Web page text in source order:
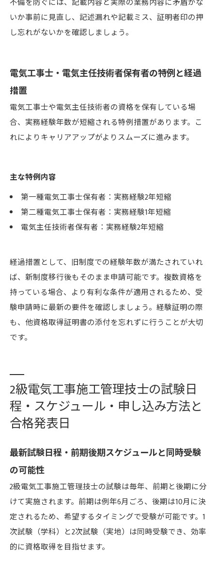
いか事前に見直し、記述漏れや記載ミス、証明者印の押
し忘れがないかを確認しましょう。
電気工事士・電気主任技術者保有者の特例と経過
措置
電気工事士や電気主任技術者の資格を保有している場
合、実務経験年数が短縮される特例措置があります。こ
れによりキャリアアップがよりスムーズに進みます。
主な特例内容
第一種電気工事士保有者：実務経験2年短縮
第二種電気工事士保有者：実務経験1年短縮
電気主任技術者保有者：実務経験2年短縮
経過措置として、旧制度での経験年数が満たされていれ
ば、新制度移行後もそのまま申請可能です。複数資格を
持っている場合、より有利な条件が適用されるため、受
験申請時に最新の要件を確認しましょう。経験証明の際
も、他資格取得証明書の添付を忘れずに行うことが大切
です。
2級電気工事施工管理技士の試験日
程・スケジュール・申し込み方法と
合格発表日
最新試験日程・前期後期スケジュールと同時受験
の可能性
2級電気工事施工管理技士の試験は毎年、前期と後期に分
けて実施されます。前期は例年6月ごろ、後期は10月に決
定されるため、希望するタイミングで受験が可能です。1
次試験（学科）と2次試験（実地）は同時受験でき、効率
的に資格取得を目指せます。